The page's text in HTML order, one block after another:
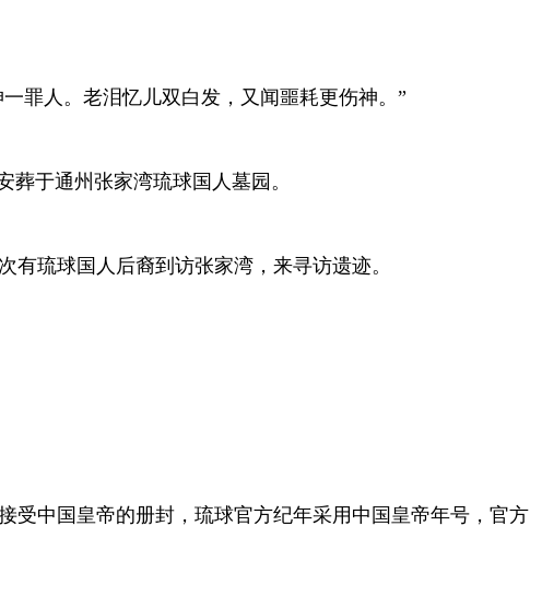
罪人。老泪忆儿双白发，又闻噩耗更伤神。”
于通州张家湾琉球国人墓园。
琉球国人后裔到访张家湾，来寻访遗迹。
受中国皇帝的册封，琉球官方纪年采用中国皇帝年号，官方